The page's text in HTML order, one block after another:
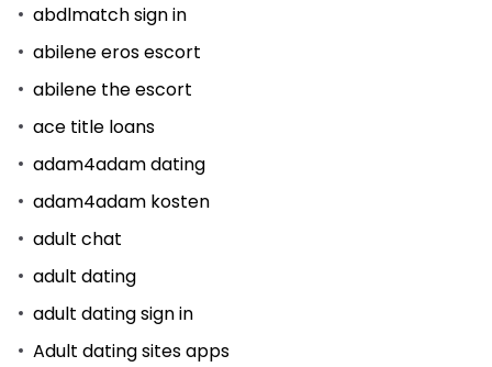
abdlmatch sign in
abilene eros escort
abilene the escort
ace title loans
adam4adam dating
adam4adam kosten
adult chat
adult dating
adult dating sign in
Adult dating sites apps